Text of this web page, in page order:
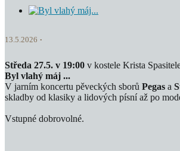
13.5.2026
Středa 27.5. v 19:00 v kostele Krista
Byl vlahý máj ...
V jarním koncertu pěveckých sborů Pegas a
skladby od klasiky a lidových písní až po
Vstupné dobrovolné.